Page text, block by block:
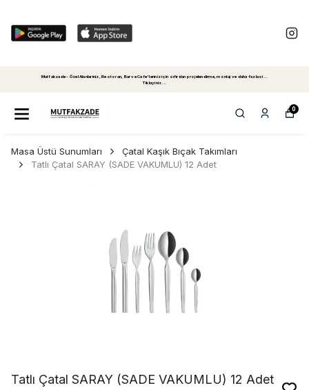
Mutfakzade - Özel Alanlariniz, Restoran, Bar ve Cafe'leriniz için sıfırdan projelendirme, montaj ve daha fazlasi...
Tiklayiniz...
0
Masa Üstü Sunumları
Çatal Kaşık Bıçak Takımları
Tatlı Çatal SARAY (SADE VAKUMLU) 12 Adet
Tatlı Çatal SARAY (SADE VAKUMLU) 12 Adet